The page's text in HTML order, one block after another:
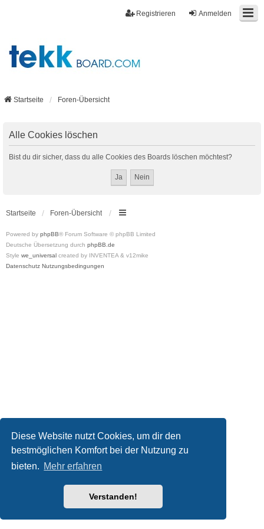
Diese Website nutzt Cookies, um dir den
bestmöglichen Komfort bei der Nutzung zu
bieten. Mehr erfahren
Verstanden!
Anmelden
Registrieren
Startseite Foren-Übersicht
Alle Cookies löschen
Bist du dir sicher, dass du alle Cookies des Boards löschen möchtest?
Startseite Foren-Übersicht
Powered by phpBB® Forum Software © phpBB Limited
Deutsche Übersetzung durch phpBB.de
Style we_universal created by INVENTEA & v12mike
Datenschutz Nutzungsbedingungen